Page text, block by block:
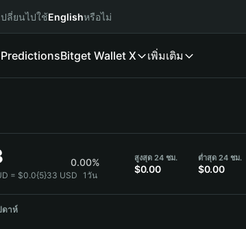
ลี่ยนไปใช้Englishหรือไม่
PredictionsBitget Wallet X เพิ่มเติม
0.00%
= $0.0{5}33 USD 1วัน
สูงสุด 24 ชม.
$0.00
ต่ำสุด 24 ชม.
$0.00
ดาห์